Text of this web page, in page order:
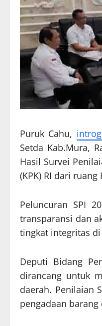
Puruk Cahu,
Setda Kab.Mura,
Hasil Survei
(KPK) RI dari
Peluncuran SPI
transparansi dan
tingkat integritas
Deputi Bidang
dirancang untuk
daerah. Penilaian
pengadaan